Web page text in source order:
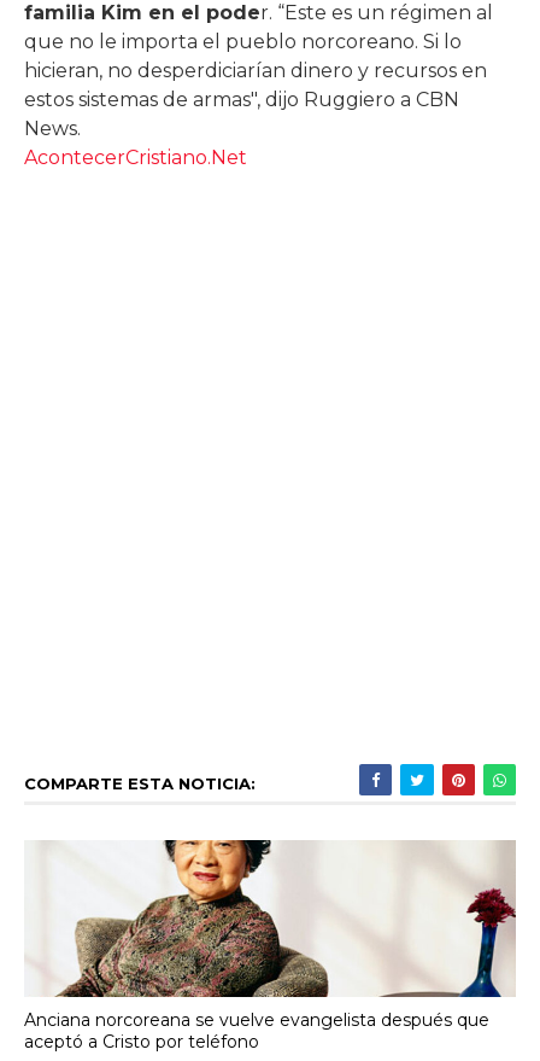
familia Kim en el poder. “Este es un régimen al
que no le importa el pueblo norcoreano. Si lo
hicieran, no desperdiciarían dinero y recursos en
estos sistemas de armas", dijo Ruggiero a CBN
News.
AcontecerCristiano.Net
COMPARTE ESTA NOTICIA:
Anciana norcoreana se vuelve evangelista después que
aceptó a Cristo por teléfono